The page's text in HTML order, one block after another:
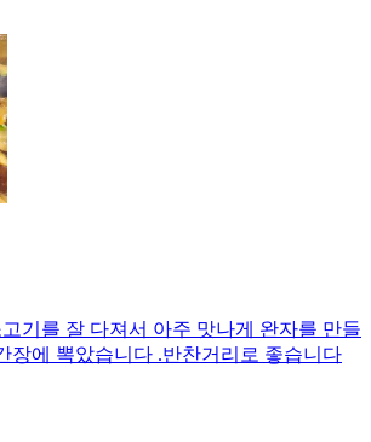
기를 잘 다져서 아주 맛나게 완자를 만들
장에 뽁았습니다 .반찬거리로 좋습니다